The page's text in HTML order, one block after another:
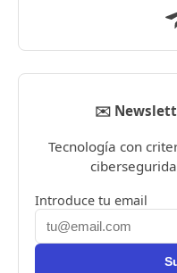
✉️
Tecnología con
Introduce tu email